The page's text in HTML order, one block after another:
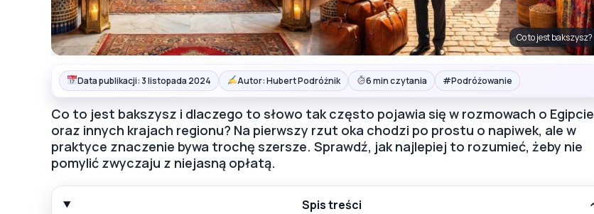
Co to jest bakszysz?
Data publikacji: 3 listopada 2024 Autor: Hubert Podróżnik 6 min czytania #Podróżowanie
Co to jest bakszysz i dlaczego to słowo tak często pojawia się w rozmowach o Egipcie
oraz innych krajach regionu? Na pierwszy rzut oka chodzi po prostu o napiwek, ale w
praktyce znaczenie bywa trochę szersze. Sprawdź, jak najlepiej to rozumieć, żeby nie
pomylić zwyczaju z niejasną opłatą.
Spis treści